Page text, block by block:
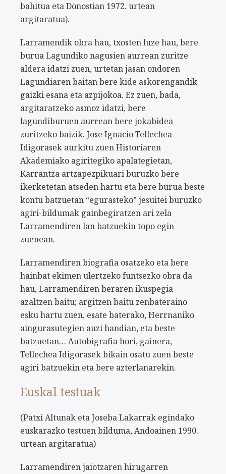
bahitua eta Donostian 1972. urtean
argitaratua).
Larramendik obra hau, txosten luze hau, bere
burua Lagundiko nagusien aurrean zuritze
aldera idatzi zuen, urtetan jasan ondoren
Lagundiaren baitan bere kide askorengandik
gaizki esana eta azpijokoa. Ez zuen, bada,
argitaratzeko asmoz idatzi, bere
lagundiburuen aurrean bere jokabidea
zuritzeko baizik. Jose Ignacio Tellechea
Idigorasek aurkitu zuen Historiaren
Akademiako agiritegiko apalategietan,
Karrantza artzapezpikuari buruzko bere
ikerketetan atseden hartu eta bere burua beste
kontu batzuetan “egurasteko” jesuitei buruzko
agiri-bildumak gainbegiratzen ari zela
Larramendiren lan batzuekin topo egin
zuenean.
Larramendiren biografia osatzeko eta bere
hainbat ekimen ulertzeko funtsezko obra da
hau, Larramendiren beraren ikuspegia
azaltzen baitu; argitzen baitu zenbateraino
esku hartu zuen, esate baterako, Herrnaniko
aingurasutegien auzi handian, eta beste
batzuetan… Autobigrafia hori, gainera,
Tellechea Idigorasek bikain osatu zuen beste
agiri batzuekin eta bere azterlanarekin.
Euskal testuak
(Patxi Altunak eta Joseba Lakarrak egindako
euskarazko testuen bilduma, Andoainen 1990.
urtean argitaratua)
Larramendiren jaiotzaren hirugarren